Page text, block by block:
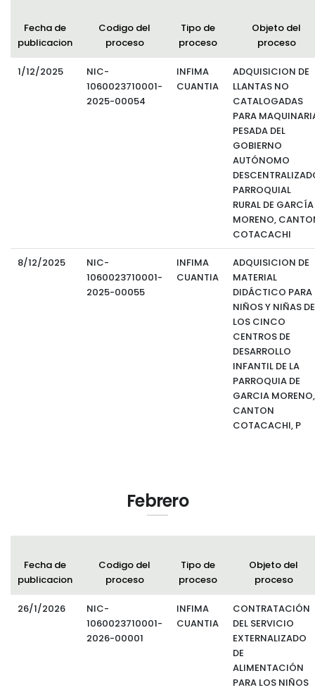
GESTIÓN ADMINISTRATIVA
Plan de desarrollo y Ordenamiento Territorial -
Plan Anual Contratación - PAC
Cédulas presupuestarias y balances
Ejecución Presupuestaria
Obras y proyectos
Fecha de
publicacion
Codigo del
proceso
Tipo de
proceso
Objeto del
proceso
1/12/2025
NIC-
1060023710001-
2025-00054
INFIMA
CUANTIA
ADQUISICION DE
LLANTAS NO
CATALOGADAS
PARA
PESADA DEL
GOBIERNO
AUTÓNOMO
PARROQUIAL
RURAL DE GARCÍA
MORENO,
COTACACHI
8/12/2025
NIC-
1060023710001-
2025-00055
INFIMA
CUANTIA
ADQUISICION DE
MATERIAL
DIDÁCTICO PARA
NIÑOS Y NIÑAS DE
LOS CINCO
CENTROS DE
DESARROLLO
INFANTIL DE LA
PARROQUIA DE
GARCIA MORENO,
CANTON
COTACACHI, P
Febrero
Fecha de
publicacion
Codigo del
proceso
Tipo de
proceso
Objeto del
proceso
26/1/2026
NIC-
1060023710001-
2026-00001
INFIMA
CUANTIA
CONTRATACIÓN
DEL SERVICIO
EXTERNALIZADO
DE
ALIMENTACIÓN
PARA LOS NIÑOS